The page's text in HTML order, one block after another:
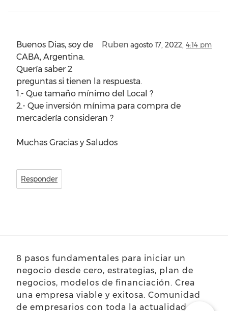
Ruben agosto 17, 2022, 4:14 pm
Buenos Dias, soy de
CABA, Argentina.
Quería saber 2
preguntas si tienen la respuesta.
1.- Que tamaño mínimo del Local ?
2.- Que inversión mínima para compra de
mercadería consideran ?
Muchas Gracias y Saludos
Responder
8 pasos fundamentales para iniciar un
negocio desde cero, estrategias, plan de
negocios, modelos de financiación. Crea
una empresa viable y exitosa. Comunidad
de empresarios con toda la actualidad